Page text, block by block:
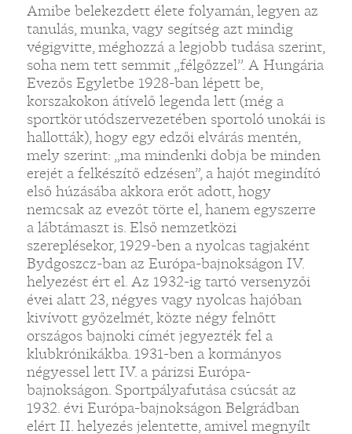
Amibe belekezdett élete folyamán, legyen az
tanulás, munka, vagy segítség azt mindig
végigvitte, méghozzá a legjobb tudása szerint,
soha nem tett semmit „félgőzzel”. A Hungária
Evezős Egyletbe 1928-ban lépett be,
korszakokon átívelő legenda lett (még a
sportkör utódszervezetében sportoló unokái is
hallották), hogy egy edzői elvárás mentén,
mely szerint: „ma mindenki dobja be minden
erejét a felkészítő edzésen”, a hajót megindító
első húzásába akkora erőt adott, hogy
nemcsak az evezőt törte el, hanem egyszerre
a lábtámaszt is. Első nemzetközi
szereplésekor, 1929-ben a nyolcas tagjaként
Bydgoszcz-ban az Európa-bajnokságon IV.
helyezést ért el. Az 1932-ig tartó versenyzői
évei alatt 23, négyes vagy nyolcas hajóban
kivívott győzelmét, közte négy felnőtt
országos bajnoki címét jegyezték fel a
klubkrónikákba. 1931-ben a kormányos
négyessel lett IV. a párizsi Európa-
bajnokságon. Sportpályafutása csúcsát az
1932. évi Európa-bajnokságon Belgrádban
elért II. helyezés jelentette, amivel megnyílt